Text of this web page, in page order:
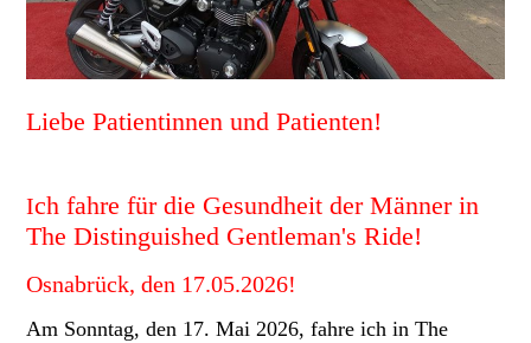
Liebe Patientinnen und Patienten!
Ich fahre für die Gesundheit der Männer in
The Distinguished Gentleman's Ride!
Osnabrück, den 17.05.2026!
Am Sonntag, den 17. Mai 2026, fahre ich in The